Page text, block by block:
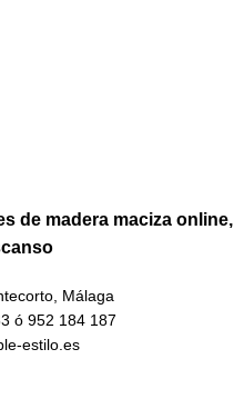
de madera maciza online,
Málaga
ó 952 184 187
estilo.es